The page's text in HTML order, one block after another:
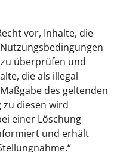
vor, Inhalte, die
überprüfen und
die als illegal
des geltenden
zu diesen wird
einer Löschung
und erhält